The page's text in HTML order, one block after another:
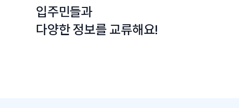
입주민들과
다양한 정보를 교류해요!